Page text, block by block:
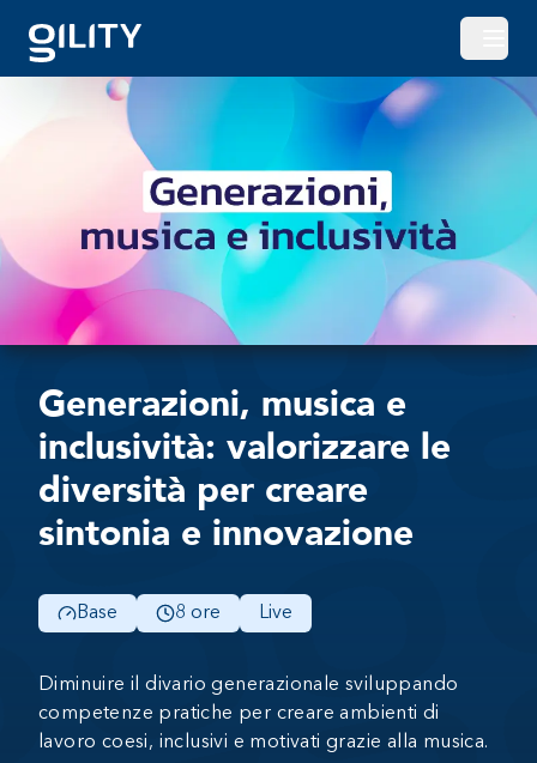
Apri
Generazioni, musica e
inclusività: valorizzare le
diversità per creare
sintonia e innovazione
Base 8 ore Live
Diminuire il divario generazionale sviluppando
competenze pratiche per creare ambienti di
lavoro coesi, inclusivi e motivati grazie alla musica.